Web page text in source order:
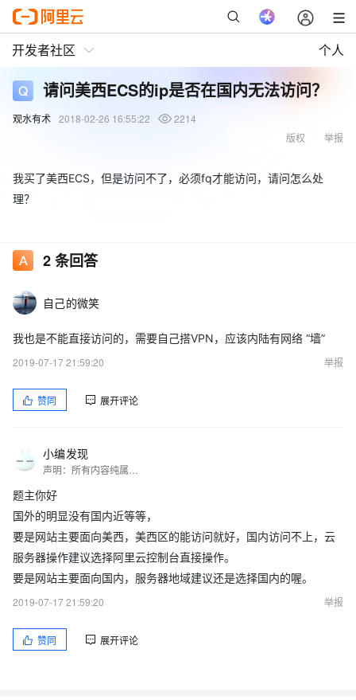
开发者社区 个人
请问美西ECS的ip是否在国内无法访问？
观水有术 2018-02-26 16:55:22
2214
举报
版权
我买了美西ECS，但是访问不了，必须fq才能访问，请问怎么处
理？
2条回答
自己的微笑
我也是不能直接访问的，需要自己搭VPN，应该内陆有网络 “墙”
2019-07-17 21:59:20
举报
赞同 展开评论
小编发现
题主你好
国外的明显没有国内近等等，
要是网站主要面向美西，美西区的能访问就好，国内访问不上，云
服务器操作建议选择阿里云控制台直接操作。
要是网站主要面向国内，服务器地域建议还是选择国内的喔。
2019-07-17 21:59:20
举报
赞同 展开评论